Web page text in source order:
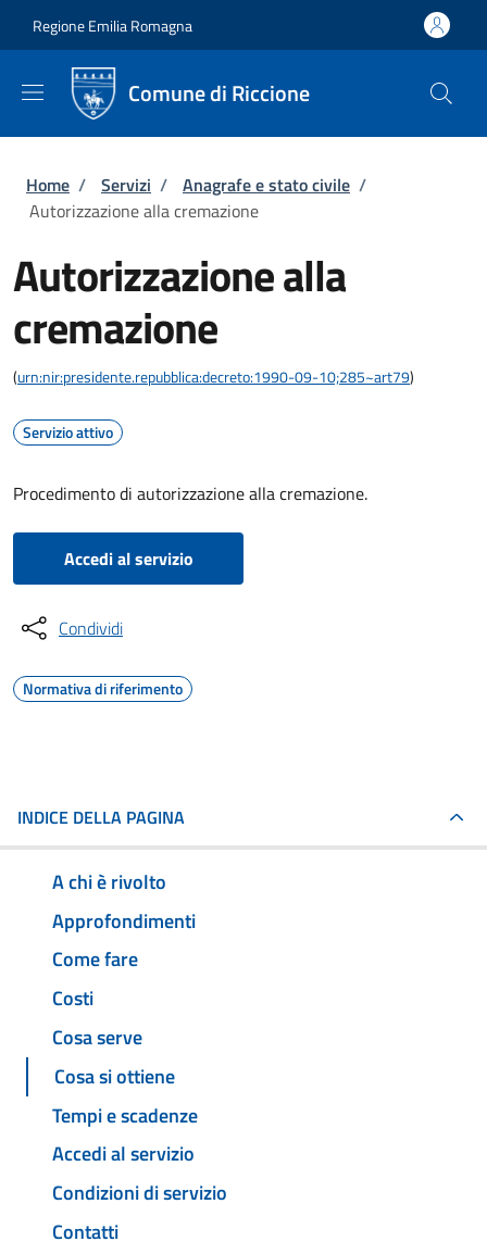
Regione Emilia Romagna
Comune di Riccione
Briciole di pane
Home / Servizi / Anagrafe e stato civile /
Autorizzazione alla cremazione
Autorizzazione alla
cremazione
(urn:nir:presidente.repubblica:decreto:1990-09-10;285~art79)
Servizio attivo
Procedimento di autorizzazione alla cremazione.
Accedi al servizio
Condividi
Normativa di riferimento
INDICE DELLA PAGINA
A chi è rivolto
Approfondimenti
Come fare
Costi
Cosa serve
Cosa si ottiene
Tempi e scadenze
Accedi al servizio
Condizioni di servizio
Contatti